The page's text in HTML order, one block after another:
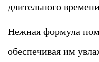
длительного
Нежная формула
обеспечивая им